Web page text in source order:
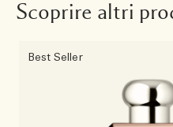
Scoprire altri
Best Seller